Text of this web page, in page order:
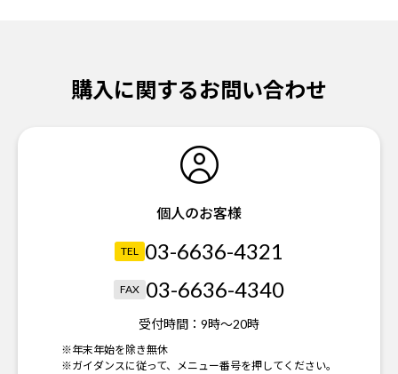
購入に関するお問い合わせ
個人のお客様
TEL 03-6636-4321
FAX 03-6636-4340
受付時間： 9時～20時
※年末年始を除き無休
※ガイダンスに従って、メニュー番号を押してください。